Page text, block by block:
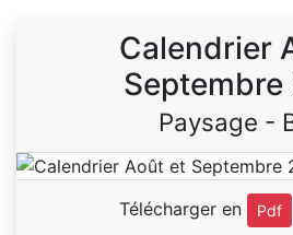
Calendrier
Septembre
Paysage -
Télécharger en Pdf